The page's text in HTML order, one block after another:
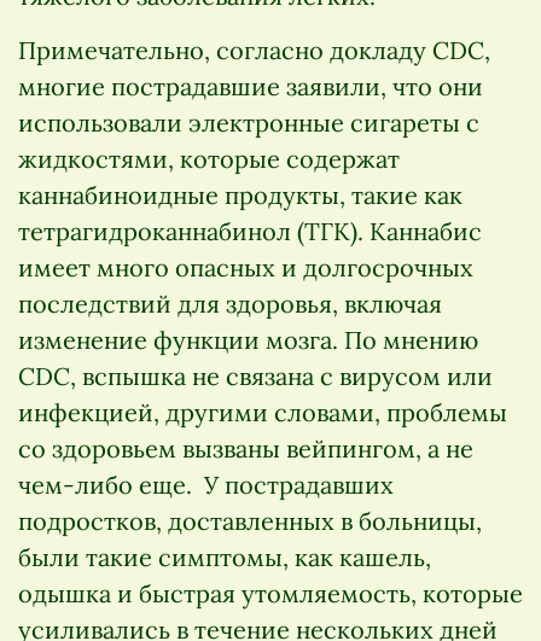
Примечательно, согласно докладу CDC,
многие пострадавшие заявили, что они
использовали электронные сигареты с
жидкостями, которые содержат
каннабиноидные продукты, такие как
тетрагидроканнабинол (ТГК). Каннабис
имеет много опасных и долгосрочных
последствий для здоровья, включая
изменение функции мозга. По мнению
CDC, вспышка не связана с вирусом или
инфекцией, другими словами, проблемы
со здоровьем вызваны вейпингом, а не
чем-либо еще. У пострадавших
подростков, доставленных в больницы,
были такие симптомы, как кашель,
одышка и быстрая утомляемость, которые
усиливались в течение нескольких дней